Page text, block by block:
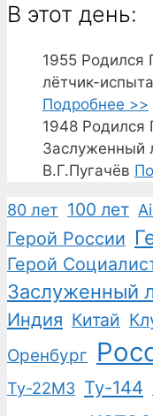
В этот день:
1955 Родился
лётчик-
Подробнее >>
1948 Родился
Заслуженный
В.Г.Пугачёв
80 лет 100 лет
Герой России
Герой
Заслуженный
Индия Китай
Оренбург
Ту-22М3 Ту-144